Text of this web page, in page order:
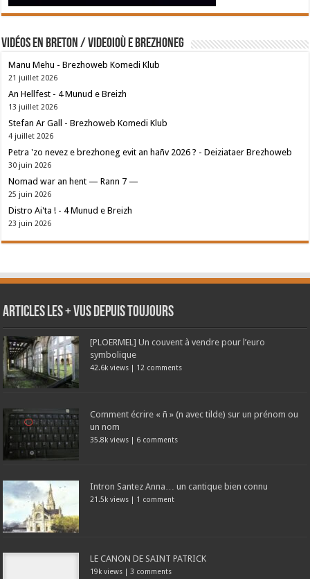
Vidéos en breton / Videoioù e brezhoneg
Manu Mehu - Brezhoweb Komedi Klub
21 juillet 2026
An Hellfest - 4 Munud e Breizh
13 juillet 2026
Stefan Ar Gall - Brezhoweb Komedi Klub
4 juillet 2026
Petra 'zo nevez e brezhoneg evit an hañv 2026 ? - Deiziataer Brezhoweb
30 juin 2026
Nomad war an hent — Rann 7 —
25 juin 2026
Distro Ai'ta ! - 4 Munud e Breizh
23 juin 2026
Articles les + vus depuis toujours
[PLOERMEL] Un couvent à vendre pour l’euro
symbolique
42.6k views | 12 comments
Comment écrire « ñ » (n avec tilde) sur un prénom ou
un nom
35.8k views | 6 comments
Intron Santez Anna… un cantique bien connu
21.5k views | 1 comment
LE CANON DE SAINT PATRICK
19k views | 3 comments